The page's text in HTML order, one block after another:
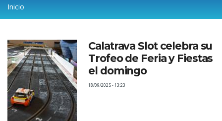
Sobrescribir
enlaces
de
ayuda
a
la
navegación
Inicio
Calatrava Slot celebra su
Trofeo de Feria y Fiestas
el domingo
18/09/2025 - 13:23